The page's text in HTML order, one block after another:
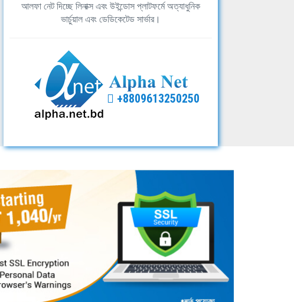
আলফা নেট দিচ্ছে লিনাক্স এবং উইন্ডোস প্লাটফর্মে অত্যাধুনিক
ভার্চুয়াল এবং ডেডিকেটেড সার্ভার।
+8809613250250